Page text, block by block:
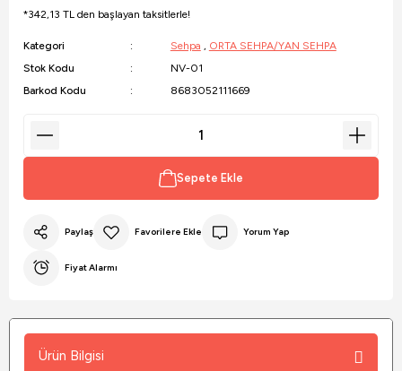
*342,13 TL den başlayan taksitlerle!
Kategori Sehpa , ORTA SEHPA/YAN SEHPA
Stok Kodu
NV-01
Barkod Kodu
8683052111669
Sepete Ekle
Paylaş Yorum Yap
Fiyat Alarmı
Ürün Bilgisi